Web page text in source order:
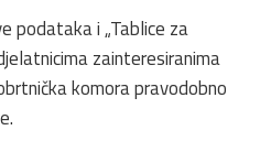
podataka i „Tablice za
zainteresiranima
komora pravodobno